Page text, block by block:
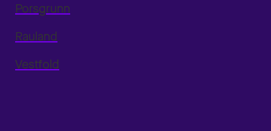
Porsgrunn
Rauland
Vestfold